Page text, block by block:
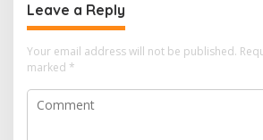
Leave a Reply
Your email address will not be published.
marked *